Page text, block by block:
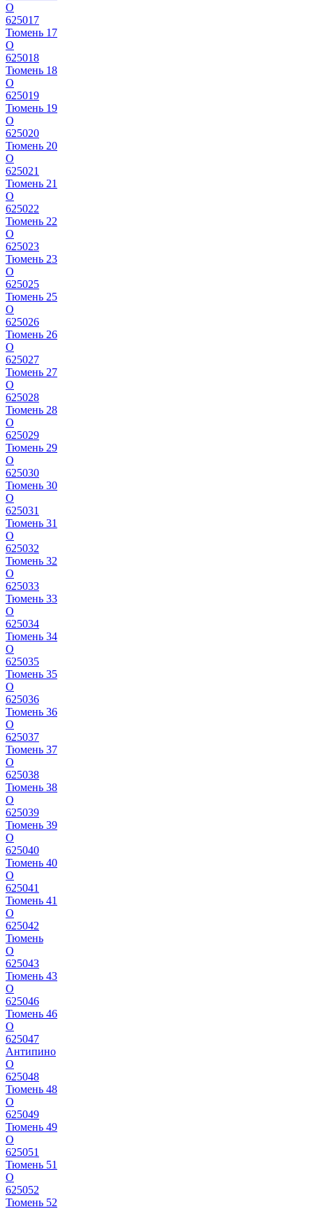
О
625017
Тюмень 17
О
625018
Тюмень 18
О
625019
Тюмень 19
О
625020
Тюмень 20
О
625021
Тюмень 21
О
625022
Тюмень 22
О
625023
Тюмень 23
О
625025
Тюмень 25
О
625026
Тюмень 26
О
625027
Тюмень 27
О
625028
Тюмень 28
О
625029
Тюмень 29
О
625030
Тюмень 30
О
625031
Тюмень 31
О
625032
Тюмень 32
О
625033
Тюмень 33
О
625034
Тюмень 34
О
625035
Тюмень 35
О
625036
Тюмень 36
О
625037
Тюмень 37
О
625038
Тюмень 38
О
625039
Тюмень 39
О
625040
Тюмень 40
О
625041
Тюмень 41
О
625042
Тюмень
О
625043
Тюмень 43
О
625046
Тюмень 46
О
625047
Антипино
О
625048
Тюмень 48
О
625049
Тюмень 49
О
625051
Тюмень 51
О
625052
Тюмень 52